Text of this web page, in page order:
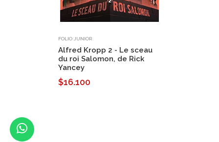
FOLIO JUNIOR
Alfred Kropp 2 - Le sceau
du roi Salomon, de Rick
Yancey
$16.100